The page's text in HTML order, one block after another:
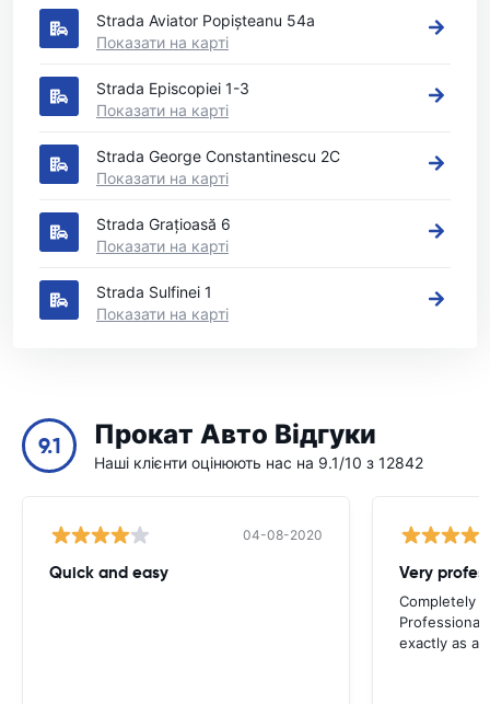
Strada Aviator Popișteanu 54a
Показати на карті
Strada Episcopiei 1-3
Показати на карті
Strada George Constantinescu 2C
Показати на карті
Strada Grațioasă 6
Показати на карті
Strada Sulfinei 1
Показати на карті
9.1 Прокат Авто Відгуки
Наші клієнти оцінюють нас на 9.1/10 з 12842
04-08-2020
Quick and easy
Completely
exactly as